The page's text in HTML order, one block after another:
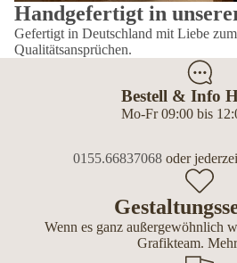
Handgefertigt in
Gefertigt in Deutschland mit Liebe
Qualitätsansprüchen.
Bestell & Info
Mo-Fr 09:00 bis
0155.66837068oder
Wenn es ganz außergewöhnlich
Grafikteam. Mehr